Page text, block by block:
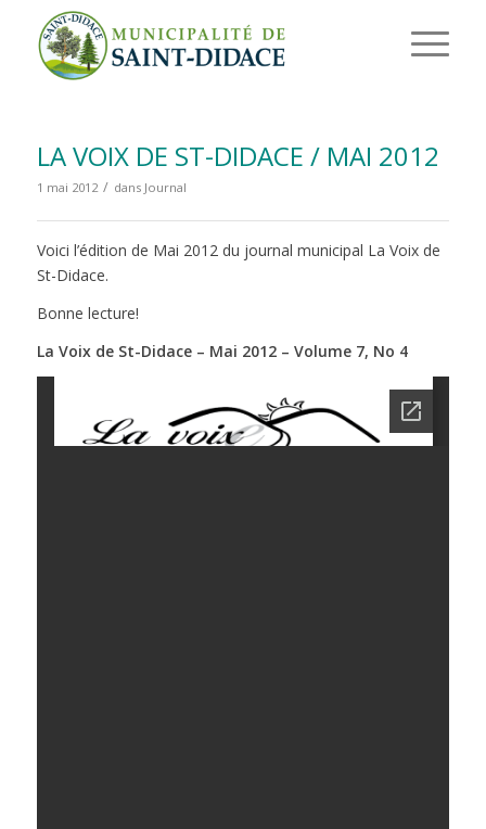
LA VOIX DE ST-DIDACE / MAI 2012
1 mai 2012 / dans Journal
Voici l’édition de Mai 2012 du journal municipal La Voix de
St-Didace.
Bonne lecture!
La Voix de St-Didace – Mai 2012 – Volume 7, No 4